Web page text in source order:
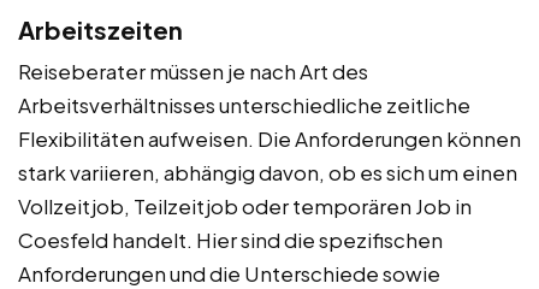
Arbeitszeiten
Reiseberater müssen je nach Art des
Arbeitsverhältnisses unterschiedliche zeitliche
Flexibilitäten aufweisen. Die Anforderungen können
stark variieren, abhängig davon, ob es sich um einen
Vollzeitjob, Teilzeitjob oder temporären Job in
Coesfeld handelt. Hier sind die spezifischen
Anforderungen und die Unterschiede sowie